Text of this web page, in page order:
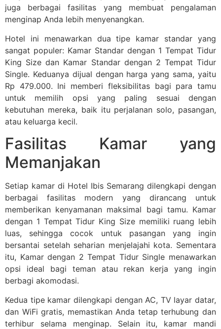
juga berbagai fasilitas yang membuat pengalaman
menginap Anda lebih menyenangkan.
Hotel ini menawarkan dua tipe kamar standar yang
sangat populer: Kamar Standar dengan 1 Tempat Tidur
King Size dan Kamar Standar dengan 2 Tempat Tidur
Single. Keduanya dijual dengan harga yang sama, yaitu
Rp 479.000. Ini memberi fleksibilitas bagi para tamu
untuk memilih opsi yang paling sesuai dengan
kebutuhan mereka, baik itu perjalanan solo, pasangan,
atau keluarga kecil.
Fasilitas Kamar yang
Memanjakan
Setiap kamar di Hotel Ibis Semarang dilengkapi dengan
berbagai fasilitas modern yang dirancang untuk
memberikan kenyamanan maksimal bagi tamu. Kamar
dengan 1 Tempat Tidur King Size memiliki ruang lebih
luas, sehingga cocok untuk pasangan yang ingin
bersantai setelah seharian menjelajahi kota. Sementara
itu, Kamar dengan 2 Tempat Tidur Single menawarkan
opsi ideal bagi teman atau rekan kerja yang ingin
berbagi akomodasi.
Kedua tipe kamar dilengkapi dengan AC, TV layar datar,
dan WiFi gratis, memastikan Anda tetap terhubung dan
terhibur selama menginap. Selain itu, kamar mandi